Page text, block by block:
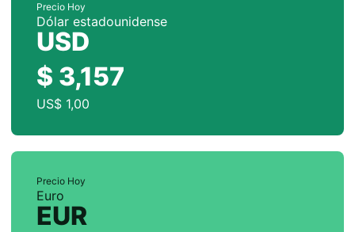
Precio Hoy
Dólar estadounidense
USD
$ 3,157
US$ 1,00
Precio Hoy
Euro
EUR